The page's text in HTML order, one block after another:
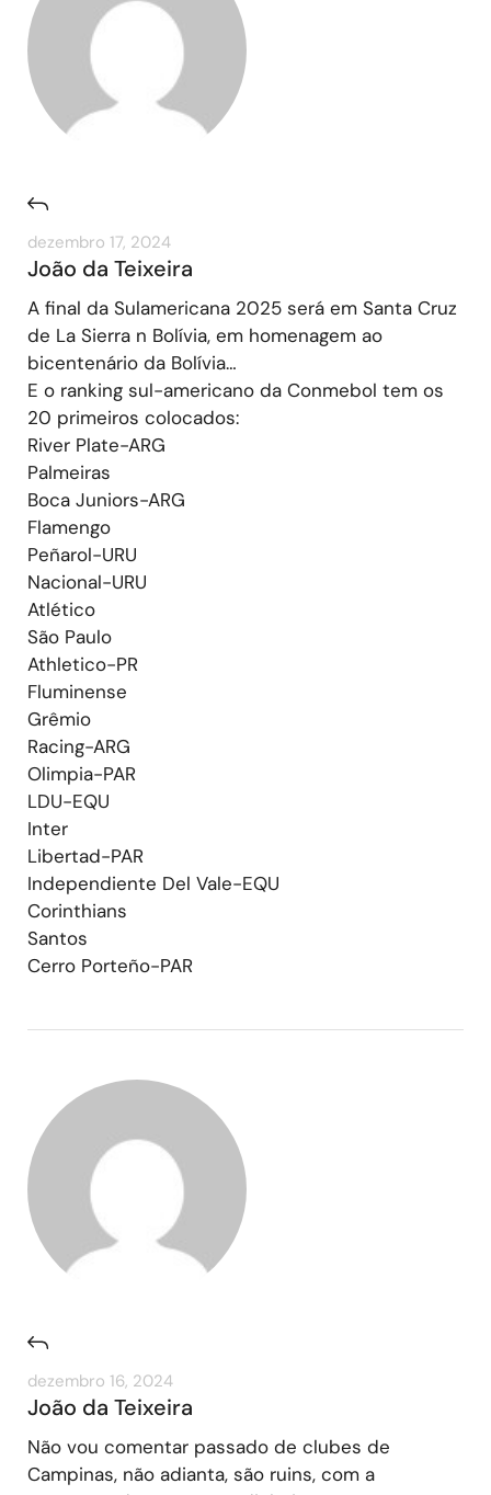
dezembro 17, 2024
João da Teixeira
A final da Sulamericana 2025 será em Santa Cruz
de La Sierra n Bolívia, em homenagem ao
bicentenário da Bolívia…
E o ranking sul-americano da Conmebol tem os
20 primeiros colocados:
River Plate-ARG
Palmeiras
Boca Juniors-ARG
Flamengo
Peñarol-URU
Nacional-URU
Atlético
São Paulo
Athletico-PR
Fluminense
Grêmio
Racing-ARG
Olimpia-PAR
LDU-EQU
Inter
Libertad-PAR
Independiente Del Vale-EQU
Corinthians
Santos
Cerro Porteño-PAR
dezembro 16, 2024
João da Teixeira
Não vou comentar passado de clubes de
Campinas, não adianta, são ruins, com a